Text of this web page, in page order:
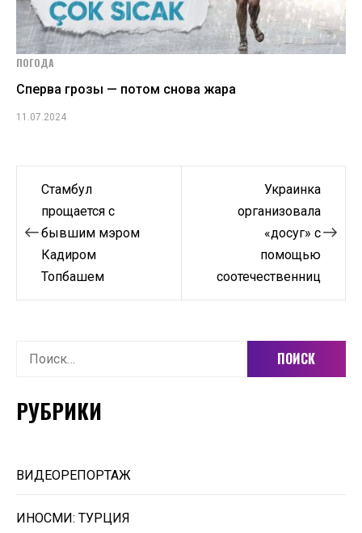
ПОГОДА
Сперва грозы — потом снова жара
11.07.2024
Навигация
записям
Стамбул
прощается с
бывшим мэром
Кадиром
Топбашем
Украинка
организовала
«досуг» с
помощью
соотечественниц
Найти:
РУБРИКИ
ВИДЕОРЕПОРТАЖ
ИНОСМИ: ТУРЦИЯ